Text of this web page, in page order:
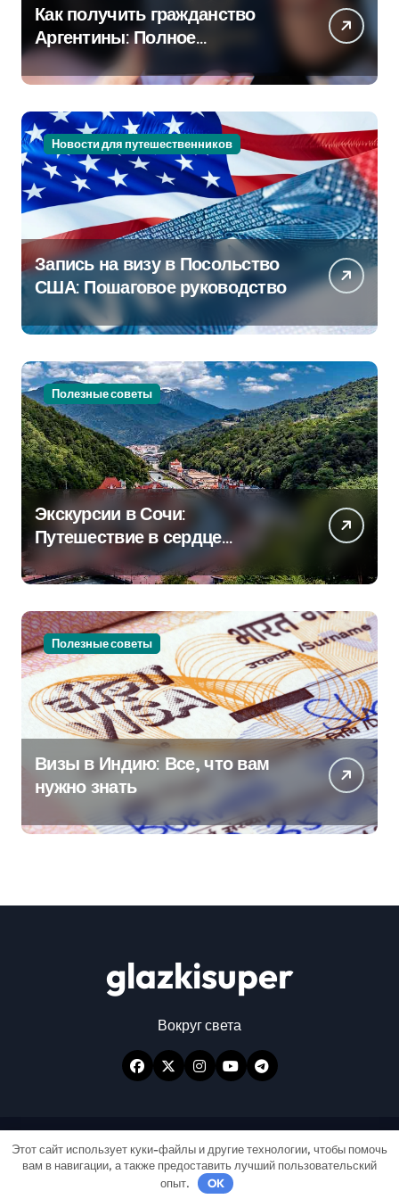
Как получить гражданство
Аргентины: Полное
руководство
Новости для путешественников
Запись на визу в Посольство
США: Пошаговое руководство
Полезные советы
Экскурсии в Сочи:
Путешествие в сердце
Черноморского курорта
Полезные советы
Визы в Индию: Все, что вам
нужно знать
glazkisuper
Вокруг света
Авторские права © Все права защищены|
NewspaperupотThemeansar.
Этот сайт использует куки-файлы и другие технологии, чтобы помочь
вам в навигации, а также предоставить лучший пользовательский
опыт.
OK